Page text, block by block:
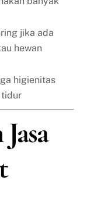
jika ada
hewan
higienitas
tidur